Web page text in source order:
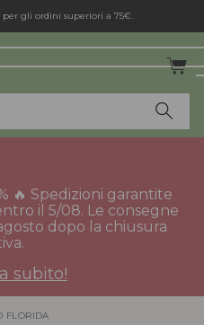
gli ordini superiori a 75€.
🔥 Spedizioni garantite
il 5/08. Le consegne
dopo la chiusura
subito!
FLORIDA